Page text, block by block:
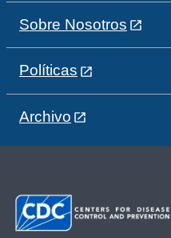
Sobre Nosotros
Políticas
Archivo